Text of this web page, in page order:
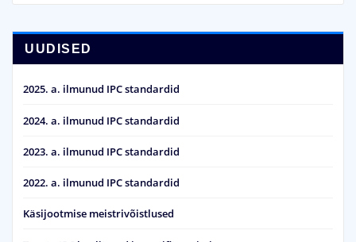
UUDISED
2025. a. ilmunud IPC standardid
2024. a. ilmunud IPC standardid
2023. a. ilmunud IPC standardid
2022. a. ilmunud IPC standardid
Käsijootmise meistrivõistlused